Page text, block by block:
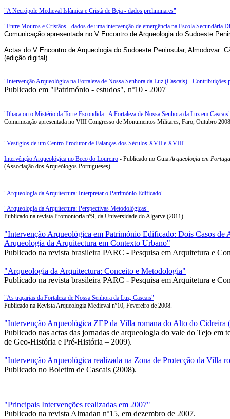
"A Necrópole Medieval Islâmica e Cristã de Beja - dados preliminares"
"Entre Mouros e Cristãos - dados de uma intervenção de emergência na Escola Secundária
Comunicação apresentada no V Encontro de Arqueologia do Sudoeste
Actas do V Encontro de Arqueologia do Sudoeste Peninsular, Almodovar:
(edição digital)
"Intervenção Arqueológica na Fortaleza de Nossa Senhora da Luz (Cascais) - Contribuições
Publicado em "Património - estudos", nº10 - 2007
"Ithaca ou o Mistério da Torre Escondida - A Fortaleza de Nossa Senhora da Luz em
Comunicação apresentada no VIII Congresso de Monumentos Militares, Faro, Outubro
"Vestígios de um Centro Produtor de Faianças dos Séculos XVII e XVIII"
Intervênção Arqueológica no Beco do Loureiro - Publicado no GuiaArqueologia em
(Associação dos Arqueólogos Portugueses)
"Arqueologia da Arquitectura: Interpretar o Património Edificado"
"Arqueologia da Arquitectura: Perspectivas Metodológicas"
Publicado na revista Promontoria nº9, da Universidade do Algarve (2011).
"Intervenção Arqueológica em Património Edificado: Dois Casos de
Arqueologia da Arquitectura em Contexto Urbano"
Publicado na revista brasileira PARC - Pesquisa em Arquitetura e
"Arqueologia da Arquitectura: Conceito e Metodologia"
Publicado na revista brasileira PARC - Pesquisa em Arquitetura e
"As traçarias da Fortaleza de Nossa Senhora da Luz, Cascais"
Publicado na Revista Arqueologia Medieval nº10, Fevereiro de 2008.
"Intervenção Arqueológica ZEP da Villa romana do Alto do Cidreira
Publicado nas actas das jornadas de arqueologia do vale do Tejo em
de Geo-História e Pré-História – 2009).
"Intervenção Arqueológica realizada na Zona de Protecção da Villa
Publicado no Boletim de Cascais (2008).
"Principais Intervenções realizadas em 2007"
Publicado na revista Almadan nº15, em dezembro de 2007.